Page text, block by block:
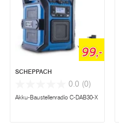
99,-
SCHEPPACH
0.0 (0)
Akku-Baustellenradio C-DAB30-X